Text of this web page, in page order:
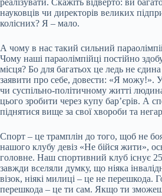
науковців чи директорів великих
колісних? Я – мало.
А чому в нас такий сильний
Чому наші параолімпійці постійно
місця? Бо для багатьох це ледь не
заявити про себе, довести: «Я можу!».
чи суспільно-політичному житті
цього зробити через купу бар’єрів. А
піднятися вище за свої хвороби та
Спорт – це трамплін до того, щоб не
нашого клубу девіз «Не бійся жити»,
головне. Наш спортивний клуб існує 25
завжди вселяли думку, що ніяка
візок, ніякі милиці – це не перешкода.
перешкода – це ти сам. Якщо ти зможеш